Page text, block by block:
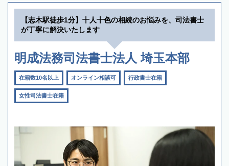
【志木駅徒歩1分】十人十色の相続のお悩みを、司法書士
が丁寧に解決いたします
明成法務司法書士法人 埼玉本部
在籍数10名以上 オンライン相談可 行政書士在籍
女性司法書士在籍